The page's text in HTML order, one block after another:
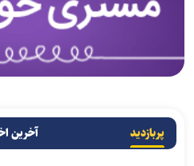
پربازدید آخرین